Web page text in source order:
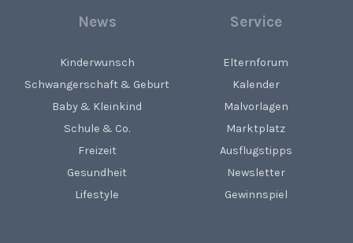
News
Kinderwunsch
Schwangerschaft & Geburt
Baby & Kleinkind
Schule & Co.
Freizeit
Gesundheit
Lifestyle
Service
Elternforum
Kalender
Malvorlagen
Marktplatz
Ausflugstipps
Newsletter
Gewinnspiel